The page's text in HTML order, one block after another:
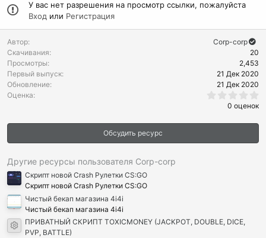
У вас нет разрешения на просмотр ссылки, пожалуйста
Вход или Регистрация
Автор
Corp-corp
Скачивания
20
Просмотры
2,453
Первый выпуск
21 Дек 2020
Обновление
21 Дек 2020
Оценка
.
0
з
ё
0 оценок
Обсудить ресурс
Другие ресурсы пользователя Corp-corp
Скрипт новой Crash Рулетки CS:GO
Скрипт новой Crash Рулетки CS:GO
Чистый бекап магазина 4i4i
Чистый бекап магазина 4i4i
Иконка ресурса
ПРИВАТНЫЙ СКРИПТ TOXICMONEY (JACKPOT, DOUBLE, DICE,
PVP, BATTLE)